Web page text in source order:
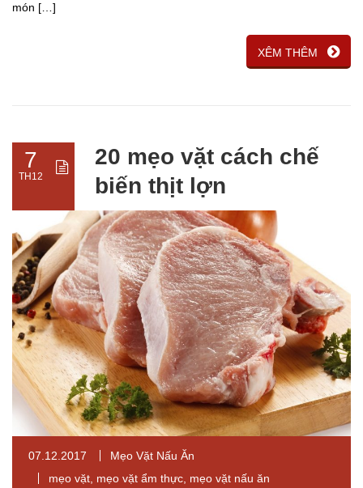
món […]
XÊM THÊM
7
TH12
20 mẹo vặt cách chế
biến thịt lợn
07.12.2017
Mẹo Vặt Nấu Ăn
mẹo vặt mẹo vặt ẩm thực mẹo vặt nấu ăn